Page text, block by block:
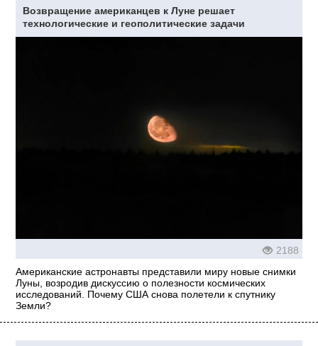
Возвращение американцев к Луне решает
технологические и геополитические задачи
2188
Американские астронавты представили миру новые снимки
Луны, возродив дискуссию о полезности космических
исследований. Почему США снова полетели к спутнику
Земли?